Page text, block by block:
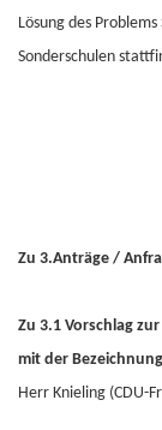
Lösung des
Sonderschulen
Zu 3.Anträge /
Zu 3.1 Vorschlag
mit der
Herr Knieling (CDU-